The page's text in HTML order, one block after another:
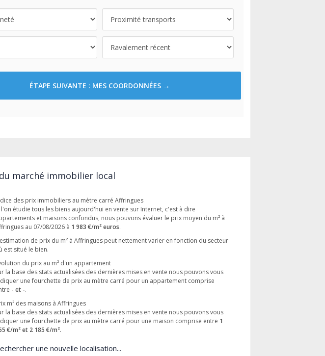
ÉTAPE SUIVANTE : MES COORDONNÉES →
marché immobilier local
des prix immobiliers au mètre carré Affringues
l'on étudie tous les biens aujourd'hui en vente sur Internet, c'est à dire
et maisons confondus, nous pouvons évaluer le prix moyen du m² à
au 07/08/2026 à 1 983 €/m² euros.
de prix du m² à Affringues peut nettement varier en fonction du secteur
est situé le bien.
du prix au m² d'un appartement
la base des stats actualisées des dernières mises en vente nous pouvons vous
une fourchette de prix au mètre carré pour un appartement comprise
- et -.
m² des maisons à Affringues
la base des stats actualisées des dernières mises en vente nous pouvons vous
une fourchette de prix au mètre carré pour une maison comprise entre 1
€/m² et 2 185 €/m².
une nouvelle localisation...